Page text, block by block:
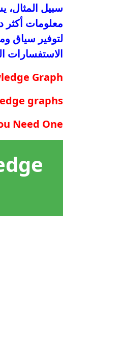
سبيل المثال،
معلومات أكثر
لتوفير سياق
الاستفسارات
Graph?
graphs?
Need One?